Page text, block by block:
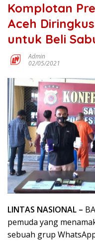
Komplotan
Aceh
untuk Beli
Admin
02/05/2021
LINTAS NASIONAL –
pemuda yang
sebuah grup